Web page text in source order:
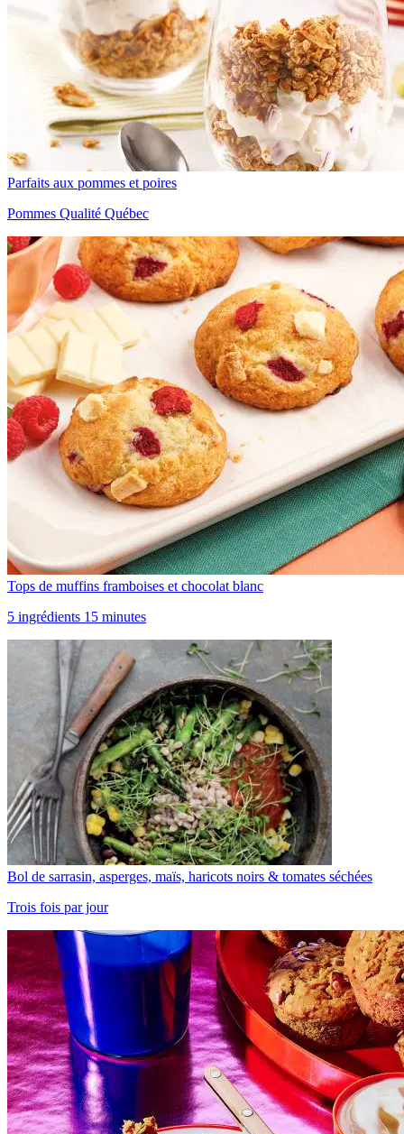
Parfaits aux pommes et poires
Pommes Qualité Québec
Tops de muffins framboises et chocolat blanc
5 ingrédients 15 minutes
Bol de sarrasin, asperges, maïs, haricots noirs & tomates séchées
Trois fois par jour